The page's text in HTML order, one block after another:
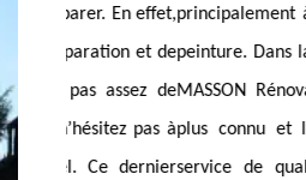
de
pas à
principalement à changer ou
peinture. Dans la ville de
MASSON Rénovation est le
plus connu et le plus
service de qualité alors